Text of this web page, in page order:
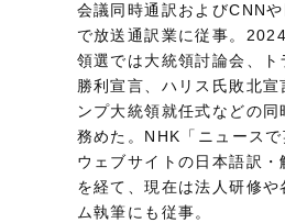
会議同時通訳およびCNN
で放送通訳業に従事。
領選では大統領討論会、ト
勝利宣言、ハリス氏敗北宣
ンプ大統領就任式などの同
務めた。NHK「ニュースで
ウェブサイトの日本語訳・
を経て、現在は法人研修や
ム執筆にも従事。